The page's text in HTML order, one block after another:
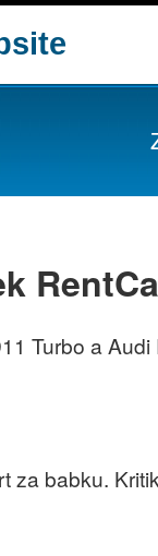
Turbo a
za babku.